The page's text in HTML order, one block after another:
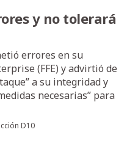
y no tolerará
errores en su
(FFE) y advirtió de
a su integridad y
necesarias” para
D10